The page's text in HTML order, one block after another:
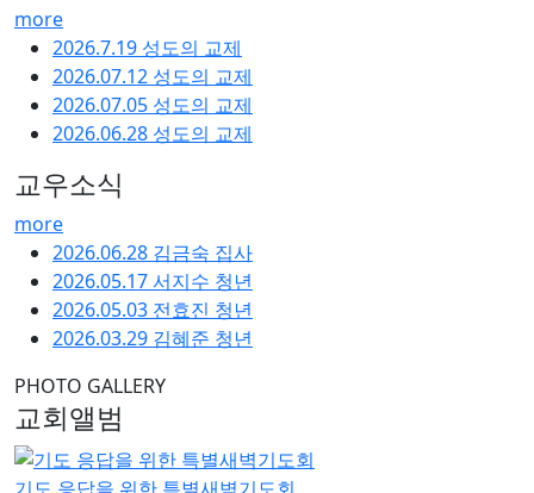
more
2026.7.19 성도의 교제
2026.07.12 성도의 교제
2026.07.05 성도의 교제
2026.06.28 성도의 교제
교우소식
more
2026.06.28 김금숙 집사
2026.05.17 서지수 청년
2026.05.03 전효진 청년
2026.03.29 김혜준 청년
PHOTO GALLERY
교회앨범